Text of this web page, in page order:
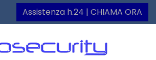
Assistenza h.24 | CHIAMA ORA